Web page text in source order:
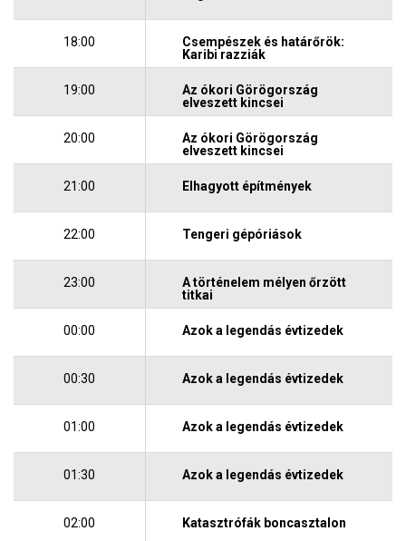
18:00
Csempészek és határőrök:
Karibi razziák
19:00
Az ókori Görögország
elveszett kincsei
20:00
Az ókori Görögország
elveszett kincsei
21:00 Elhagyott építmények
22:00 Tengeri gépóriások
23:00
A történelem mélyen őrzött
titkai
00:00 Azok a legendás évtizedek
00:30 Azok a legendás évtizedek
01:00 Azok a legendás évtizedek
01:30 Azok a legendás évtizedek
02:00 Katasztrófák boncasztalon